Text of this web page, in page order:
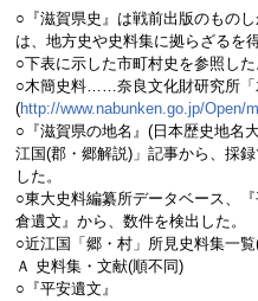
○『滋賀県史』は戦前出版のもの
は、地方史や史料集に拠らざるを得
○下表に示した市町村史を参照した
○木簡史料……奈良文化財研究所「
(http://www.nabunken.go.jp/Open/
○『滋賀県の地名』(日本歴史地名
江国(郡・郷解説)」記事から、採
した。
○東大史料編纂所データベース、
倉遺文』から、数件を検出した。
○近江国「郷・村」所見史料集一
Ａ 史料集・文献(順不同)
○『平安遺文』